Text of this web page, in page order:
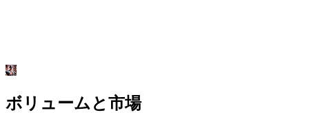
ボリュームと市場